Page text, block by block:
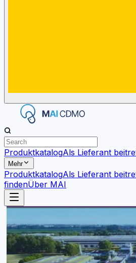
ProduktkatalogAls Lieferant
Mehr
ProduktkatalogAls Lieferant
findenÜber MAI